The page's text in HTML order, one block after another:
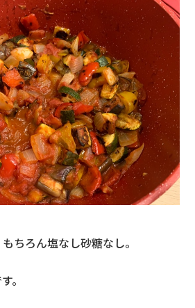
ちろん塩なし砂糖なし。
。